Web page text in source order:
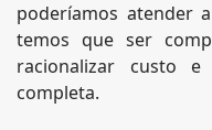
poderíamos atender
temos que ser
racionalizar custo
completa.